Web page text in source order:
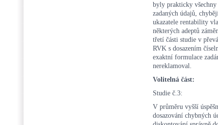
byly prakticky všechny
zadaných údajů,
ukazatele rentability
některých adeptů
třetí části studie v
RVK s dosazením
exaktní formulace
nereklamoval.
Volitelná část:
Studie č.3:
V průměru vyšší
dosazování chybných